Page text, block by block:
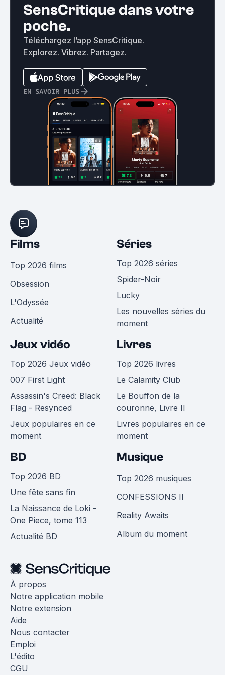
SensCritique dans votre
poche.
Téléchargez l’app SensCritique.
Explorez. Vibrez. Partagez.
EN SAVOIR PLUS
Films
Top 2026 films
Obsession
L'Odyssée
Actualité
Séries
Top 2026 séries
Spider-Noir
Lucky
Les nouvelles séries du
moment
Jeux vidéo
Top 2026 Jeux vidéo
007 First Light
Assassin's Creed: Black
Flag - Resynced
Jeux populaires en ce
moment
Livres
Top 2026 livres
Le Calamity Club
Le Bouffon de la
couronne, Livre II
Livres populaires en ce
moment
BD
Top 2026 BD
Une fête sans fin
La Naissance de Loki -
One Piece, tome 113
Actualité BD
Musique
Top 2026 musiques
CONFESSIONS II
Reality Awaits
Album du moment
À propos
Notre application mobile
Notre extension
Aide
Nous contacter
Emploi
L'édito
CGU